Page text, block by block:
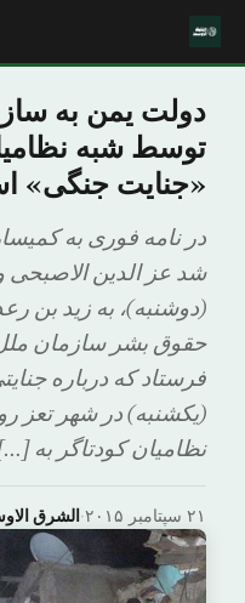
دولت یمن به
توسط شبه
«جنایت جنگی»
در نامه فوری به
شد عز الدین الاصبحی
(دوشنبه)، به زید بن
حقوق بشر سازمان
فرستاد که درباره
(یکشنبه) در شهر تعز
نظامیان کودتاگر به
الشرق· ۲۱ سپتامبر ۲۰۱۵